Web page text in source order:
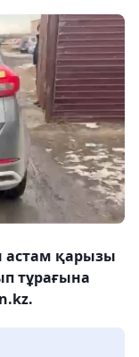
астам қарызы
тұрағына